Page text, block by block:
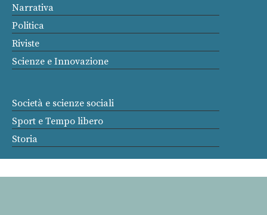
Narrativa
Politica
Riviste
Scienze e Innovazione
Società e scienze sociali
Sport e Tempo libero
Storia